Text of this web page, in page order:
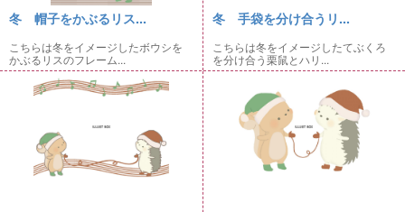
冬 帽子をかぶるリス...
こちらは冬をイメージしたボウシを
かぶるリスのフレーム...
冬 手袋を分け合うリ...
こちらは冬をイメージしたてぶくろ
を分け合う栗鼠とハリ...